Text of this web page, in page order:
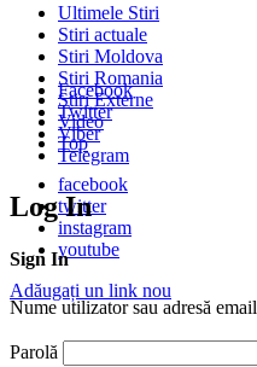
Ultimele Stiri
Stiri actuale
Stiri Moldova
Stiri Romania
Stiri Externe
Video
Top
facebook
twitter
instagram
youtube
Adăugați un link nou
Facebook
Twitter
Viber
Telegram
Log In
Sign In
Nume utilizator sau adresă email
Parolă